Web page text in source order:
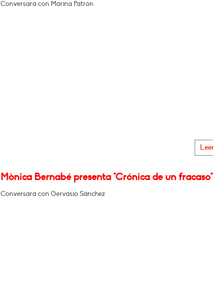
Conversará con Marina Patrón
Mònica Bernabé presenta "Crónica de un fracaso"
Conversará con Gervasio Sánchez